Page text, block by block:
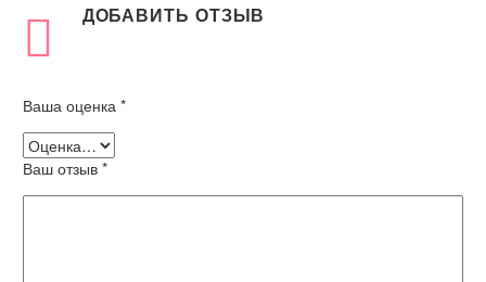
ДОБАВИТЬ ОТЗЫВ
Ваша оценка *
Ваш отзыв *